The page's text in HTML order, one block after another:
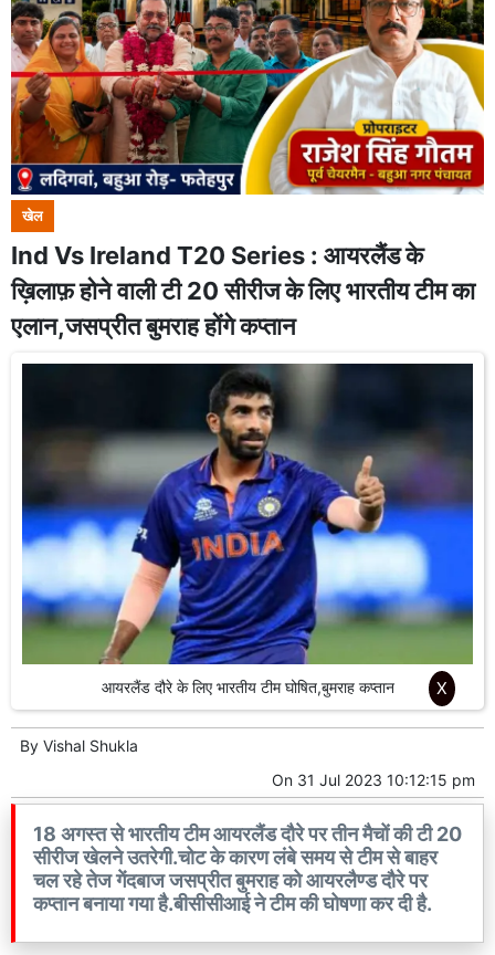
खेल
Ind Vs Ireland T20 Series : आयरलैंड के
ख़िलाफ़ होने वाली टी 20 सीरीज के लिए भारतीय टीम का
एलान,जसप्रीत बुमराह होंगे कप्तान
आयरलैंड दौरे के लिए भारतीय टीम घोषित,बुमराह कप्तान
By Vishal Shukla
On 31 Jul 2023 10:12:15 pm
18 अगस्त से भारतीय टीम आयरलैंड दौरे पर तीन मैचों की टी 20
सीरीज खेलने उतरेगी.चोट के कारण लंबे समय से टीम से बाहर
चल रहे तेज गेंदबाज जसप्रीत बुमराह को आयरलैण्ड दौरे पर
कप्तान बनाया गया है.बीसीसीआई ने टीम की घोषणा कर दी है.
X